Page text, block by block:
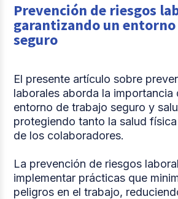
Prevención de riesgos
garantizando un
seguro
El presente artículo sobre
laborales aborda la importancia
entorno de trabajo seguro y
protegiendo tanto la salud
de los colaboradores.
La prevención de riesgos
implementar prácticas que
peligros en el trabajo,